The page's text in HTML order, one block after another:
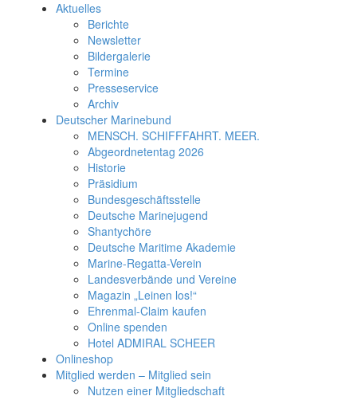
Aktuelles
Berichte
Newsletter
Bildergalerie
Termine
Presseservice
Archiv
Deutscher Marinebund
MENSCH. SCHIFFFAHRT. MEER.
Abgeordnetentag 2026
Historie
Präsidium
Bundesgeschäftsstelle
Deutsche Marinejugend
Shantychöre
Deutsche Maritime Akademie
Marine-Regatta-Verein
Landesverbände und Vereine
Magazin „Leinen los!“
Ehrenmal-Claim kaufen
Online spenden
Hotel ADMIRAL SCHEER
Onlineshop
Mitglied werden – Mitglied sein
Nutzen einer Mitgliedschaft